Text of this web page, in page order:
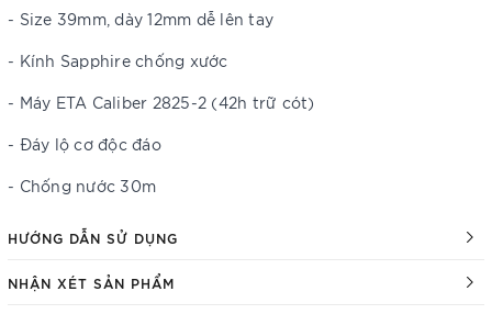
- Size 39mm, dày 12mm dễ lên tay
- Kính Sapphire chống xước
- Máy ETA Caliber 2825-2 (42h trữ cót)
- Đáy lộ cơ độc đáo
- Chống nước 30m
HƯỚNG DẪN SỬ DỤNG
NHẬN XÉT SẢN PHẨM